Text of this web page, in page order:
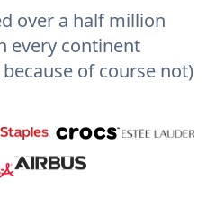
over a half million
every continent
of course not)